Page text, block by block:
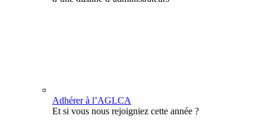
Adhérer à l’AGLCA
Et si vous nous rejoigniez cette année ?